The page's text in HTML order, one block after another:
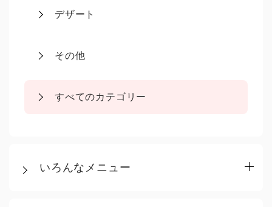
デザート
その他
すべてのカテゴリー
いろんなメニュー